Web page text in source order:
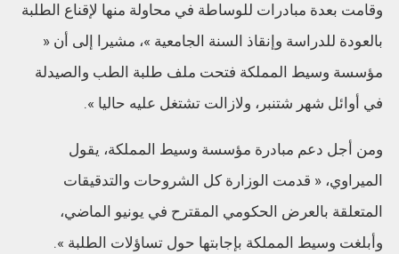
وقامت بعدة مبادرات للوساطة في محاولة منها لإقناع الطلبة
بالعودة للدراسة وإنقاذ السنة الجامعية »، مشيرا إلى أن «
مؤسسة وسيط المملكة فتحت ملف طلبة الطب والصيدلة
في أوائل شهر شتنبر، ولازالت تشتغل عليه حاليا ».
ومن أجل دعم مبادرة مؤسسة وسيط المملكة، يقول
الميراوي، « قدمت الوزارة كل الشروحات والتدقيقات
المتعلقة بالعرض الحكومي المقترح في يونيو الماضي،
وأبلغت وسيط المملكة بإجابتها حول تساؤلات الطلبة ».